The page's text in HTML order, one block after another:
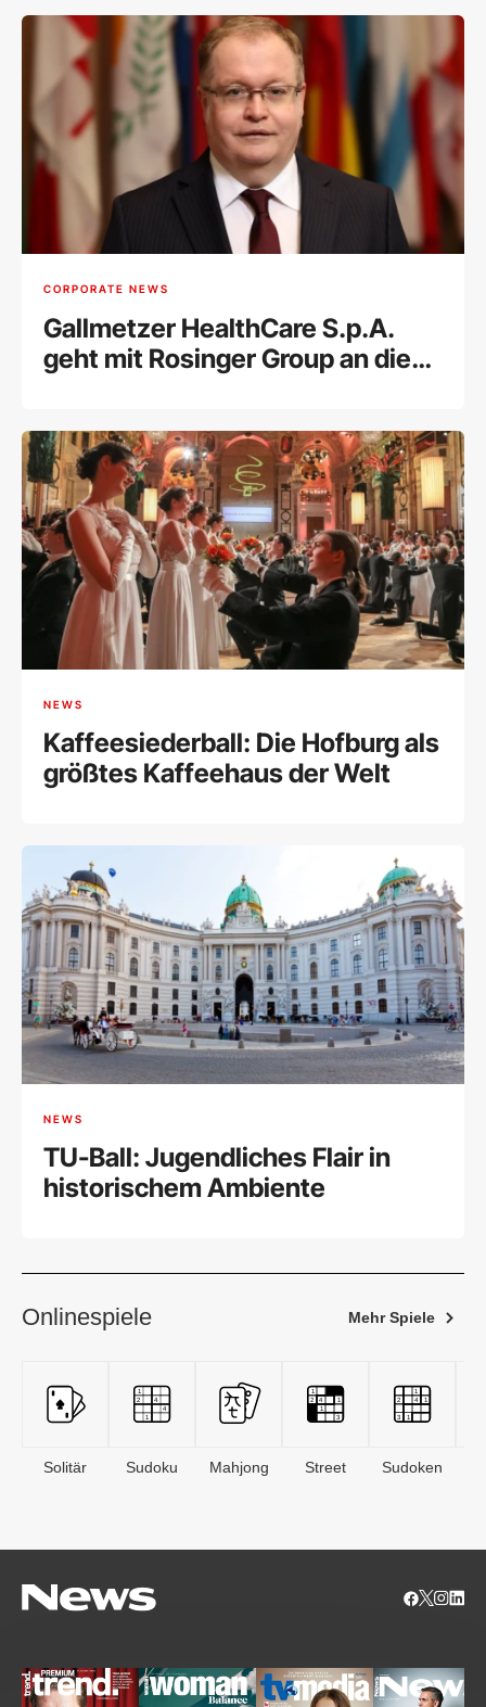
CORPORATE NEWS
Gallmetzer HealthCare S.p.A.
geht mit Rosinger Group an die
NEWS
Kaffeesiederball: Die Hofburg als
größtes Kaffeehaus der Welt
NEWS
TU-Ball: Jugendliches Flair in
historischem Ambiente
Onlinespiele Mehr Spiele
Solitär Sudoku Mahjong Street Sudoken